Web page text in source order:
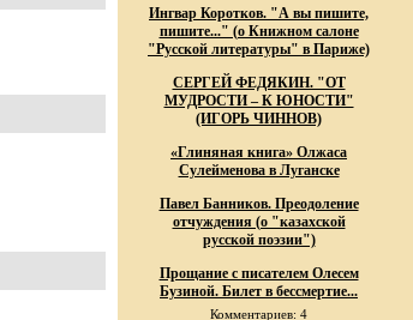
Ингвар Коротков. "А вы пишите,
пишите..." (о Книжном салоне
"Русской литературы" в Париже)
СЕРГЕЙ ФЕДЯКИН. "ОТ
МУДРОСТИ – К ЮНОСТИ"
(ИГОРЬ ЧИННОВ)
«Глиняная книга» Олжаса
Сулейменова в Луганске
Павел Банников. Преодоление
отчуждения (о "казахской
русской поэзии")
Прощание с писателем Олесем
Бузиной. Билет в бессмертие...
Комментариев: 4